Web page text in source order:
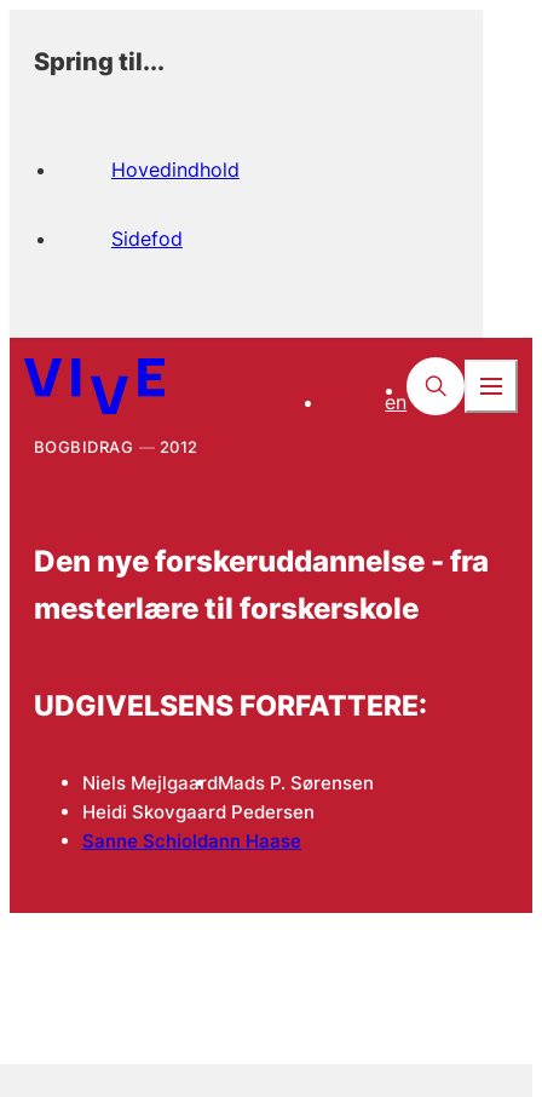
Spring til...
Hovedindhold
Sidefod
en
BOGBIDRAG 2012
Den nye forskeruddannelse - fra
mesterlære til forskerskole
UDGIVELSENS FORFATTERE:
Niels MejlgaardMads P. Sørensen
Heidi Skovgaard Pedersen
Sanne Schioldann Haase